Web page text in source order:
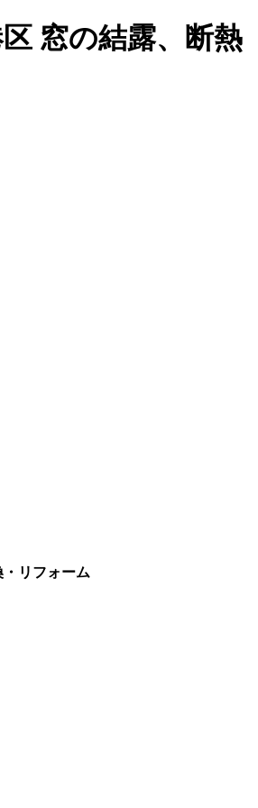
窓の結露、断熱
リフォーム